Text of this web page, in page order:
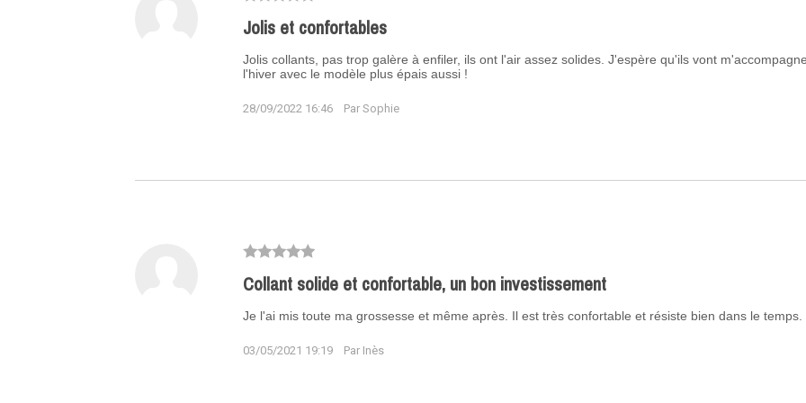
Jolis et confortables
Jolis collants, pas trop galère à enfiler, ils ont l'air assez solides. J'espère qu'ils vont
l'hiver avec le modèle plus épais aussi !
28/09/2022 16:46 Par Sophie
Collant solide et confortable, un bon investissement
Je l'ai mis toute ma grossesse et même après. Il est très confortable et résiste bien dans le temps.
03/05/2021 19:19 Par Inès